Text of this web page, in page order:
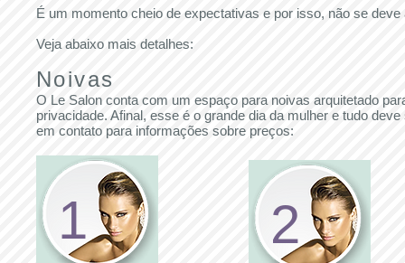
É um momento cheio de expectativas e por isso, não se
Veja abaixo mais detalhes:
Noivas
O Le Salon conta com um espaço para noivas arquitetado
privacidade. Afinal, esse é o grande dia da mulher e tudo
em contato para informações sobre preços:
1 2